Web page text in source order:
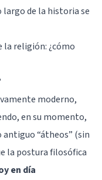
de la historia se
la religión: ¿cómo
moderno,
en su momento,
“átheos” (sin
la postura filosófica
en día